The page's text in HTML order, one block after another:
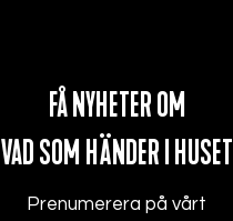
FÅ NYHETER OM
VAD SOMHÄNDER I HUSET
Prenumerera på vårt